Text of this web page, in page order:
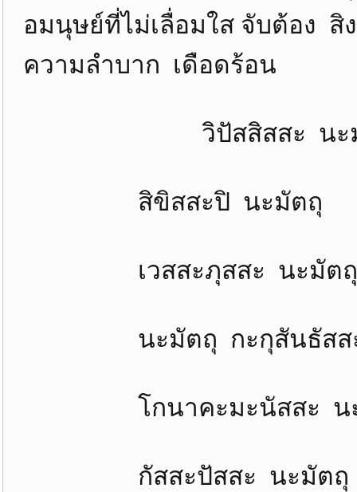
อมนุษย์ที่ไม่เลื่อมใส จับต้อง สิ
ความลำบาก เดือดร้อน
วิปัสสิสสะ นะมัต
สิขิสสะปิ นะมัตถุ
เวสสะภุสสะ นะมัต
นะมัตถุ กะกุสันธัสส
โกนาคะมะนัสสะ นะ
กัสสะปัสสะ นะมัต